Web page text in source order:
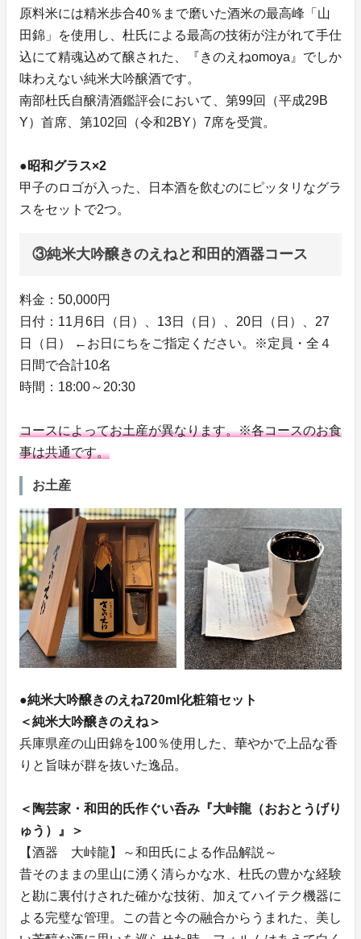
原料米には精米歩合40％まで磨いた酒米の最高峰「山
田錦」を使用し、杜氏による最高の技術が注がれて手仕
込にて精魂込めて醸された、『きのえねomoya』でしか
味わえない純米大吟醸酒です。
南部杜氏自醸清酒鑑評会において、第99回（平成29B
Y）首席、第102回（令和2BY）7席を受賞。
●昭和グラス×2
甲子のロゴが入った、日本酒を飲むのにピッタリなグラ
スをセットで2つ。
③純米大吟醸きのえねと和田的酒器コース
料金：50,000円
日付：11月6日（日）、13日（日）、20日（日）、27
日（日） ←お日にちをご指定ください。※定員・全４
日間で合計10名
時間：18:00～20:30
コースによってお土産が異なります。※各コースのお食
事は共通です。
お土産
●純米大吟醸きのえね720ml化粧箱セット
＜純米大吟醸きのえね＞
兵庫県産の山田錦を100％使用した、華やかで上品な香
りと旨味が群を抜いた逸品。
＜陶芸家・和田的氏作ぐい呑み『大峠龍（おおとうげり
ゅう）』＞
【酒器 大峠龍】～和田氏による作品解説～
昔そのままの里山に湧く清らかな水、杜氏の豊かな経験
と勘に裏付けされた確かな技術、加えてハイテク機器に
よる完璧な管理。この昔と今の融合からうまれた、美し